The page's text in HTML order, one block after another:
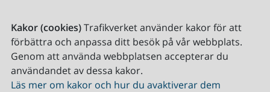
Kakor (cookies)Trafikverket använder kakor för att
förbättra och anpassa ditt besök på vår webbplats.
Genom att använda webbplatsen accepterar du
användandet av dessa kakor.
Läs mer om kakor och hur du avaktiverar dem